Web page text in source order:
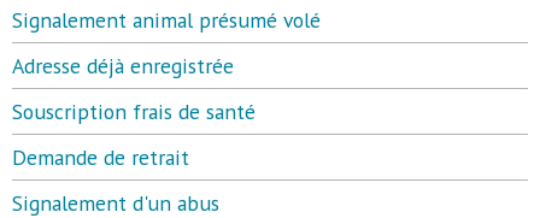
Signalement animal présumé volé
Adresse déjà enregistrée
Souscription frais de santé
Demande de retrait
Signalement d'un abus